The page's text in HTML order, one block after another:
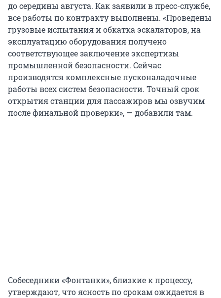
до середины августа. Как заявили в пресс-службе,
все работы по контракту выполнены. «Проведены
грузовые испытания и обкатка эскалаторов, на
эксплуатацию оборудования получено
соответствующее заключение экспертизы
промышленной безопасности. Сейчас
производятся комплексные пусконаладочные
работы всех систем безопасности. Точный срок
открытия станции для пассажиров мы озвучим
после финальной проверки», — добавили там.
Собеседники «Фонтанки», близкие к процессу,
утверждают, что ясность по срокам ожидается в